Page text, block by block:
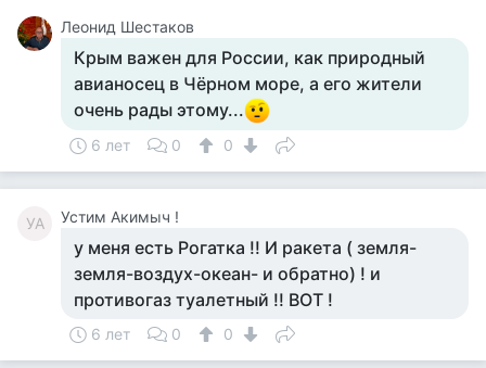
Леонид Шестаков
Крым важен для России, как природный
авианосец в Чёрном море, а его жители
очень рады этому...
6 лет 0 0
УА Устим Акимыч !
у меня есть Рогатка !! И ракета ( земля-
земля-воздух-океан- и обратно) ! и
противогаз туалетный !! ВОТ !
6 лет 0 0